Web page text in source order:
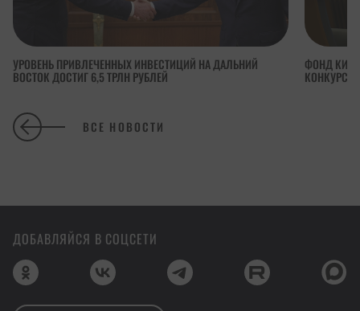
УРОВЕНЬ ПРИВЛЕЧЕННЫХ ИНВЕСТИЦИЙ НА ДАЛЬНИЙ
ВОСТОК ДОСТИГ 6,5 ТРЛН РУБЛЕЙ
ФОНД
ВСЕ НОВОСТИ
ДОБАВЛЯЙСЯ В СОЦСЕТИ